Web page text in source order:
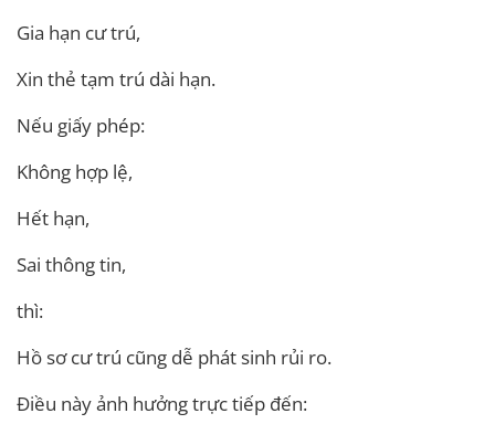
Gia hạn cư trú,
Xin thẻ tạm trú dài hạn.
Nếu giấy phép:
Không hợp lệ,
Hết hạn,
Sai thông tin,
thì:
Hồ sơ cư trú cũng dễ phát sinh rủi ro.
Điều này ảnh hưởng trực tiếp đến: